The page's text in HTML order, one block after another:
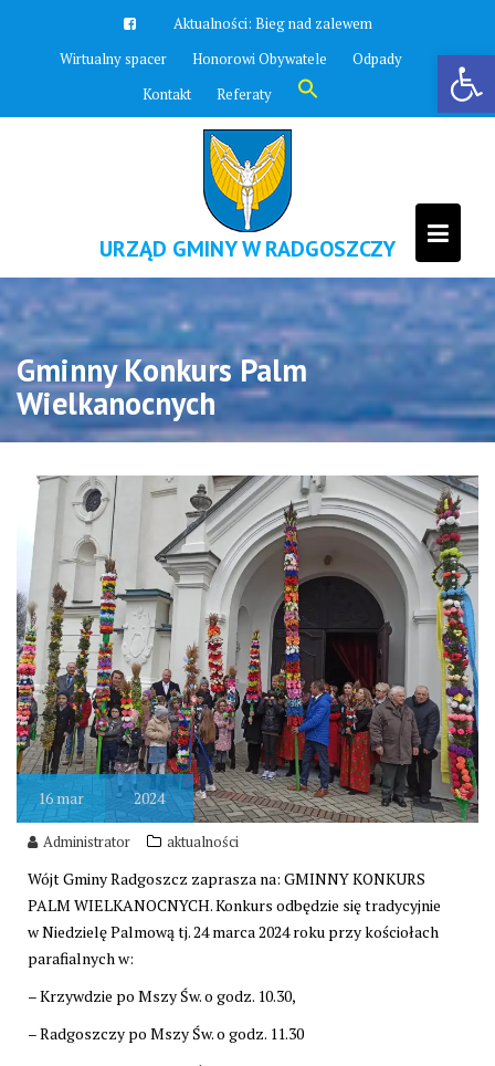
Otwórz pasek narzędzi
Aktualności: Bieg nad zalewem
Wirtualny spacer
Honorowi Obywatele
Odpady
Kontakt
Referaty Search
for:
Search Button
URZĄD GMINY W RADGOSZCZY
Gminny Konkurs Palm
Wielkanocnych
16mar 2024
Administrator aktualności
Wójt Gminy Radgoszcz zaprasza na: GMINNY KONKURS
PALM WIELKANOCNYCH. Konkurs odbędzie się tradycyjnie
w Niedzielę Palmową tj. 24 marca 2024 roku przy kościołach
parafialnych w:
– Krzywdzie po Mszy Św. o godz. 10.30,
– Radgoszczy po Mszy Św. o godz. 11.30